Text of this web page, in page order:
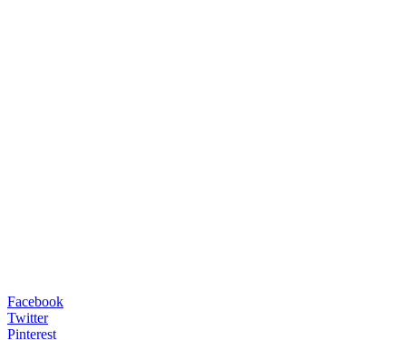
Facebook
Twitter
Pinterest